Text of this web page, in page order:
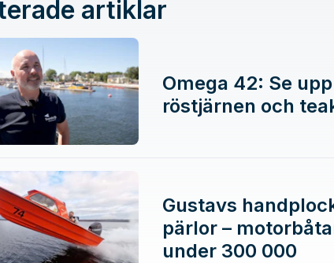
artiklar
Omega 42: Se
röstjärnen och
Gustavs
pärlor –
under 300 000